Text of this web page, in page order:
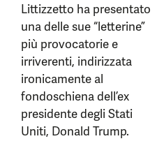
Littizzetto ha presentato
una delle sue “letterine”
più provocatorie e
irriverenti, indirizzata
ironicamente al
fondoschiena dell’ex
presidente degli Stati
Uniti, Donald Trump.